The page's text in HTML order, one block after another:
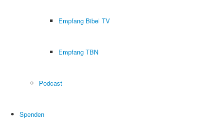
Empfang Bibel TV
Empfang TBN
Podcast
Spenden